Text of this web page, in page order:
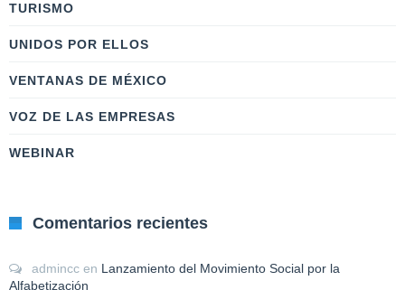
TURISMO
UNIDOS POR ELLOS
VENTANAS DE MÉXICO
VOZ DE LAS EMPRESAS
WEBINAR
Comentarios recientes
admincc en Lanzamiento del Movimiento Social por la
Alfabetización